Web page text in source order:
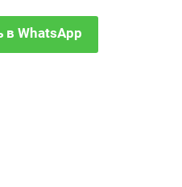
в WhatsApp